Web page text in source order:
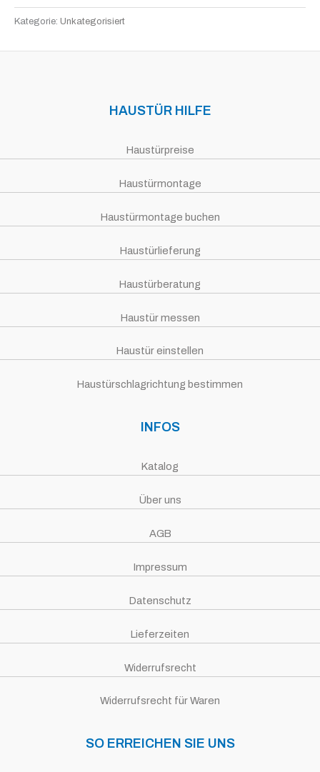
Kategorie: Unkategorisiert
HAUSTÜR HILFE
Haustürpreise
Haustürmontage
Haustürmontage buchen
Haustürlieferung
Haustürberatung
Haustür messen
Haustür einstellen
Haustürschlagrichtung bestimmen
INFOS
Katalog
Über uns
AGB
Impressum
Datenschutz
Lieferzeiten
Widerrufsrecht
Widerrufsrecht für Waren
SO ERREICHEN SIE UNS